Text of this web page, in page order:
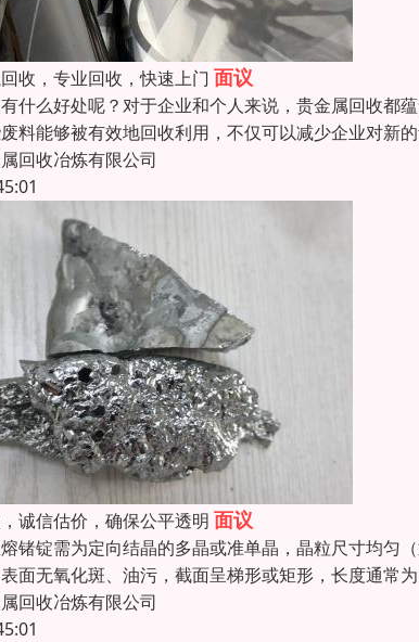
收，专业回收，快速上门 面议
什么好处呢？对于企业和个人来说，贵金属回收都
料能够被有效地回收利用，不仅可以减少企业对新
回收冶炼有限公司
诚信估价，确保公平透明 面议
锗锭需为定向结晶的多晶或准单晶，晶粒尺寸均匀
面无氧化斑、油污，截面呈梯形或矩形，长度通常
回收冶炼有限公司